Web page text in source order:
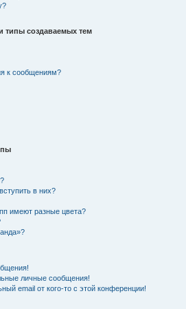
типы создаваемых тем
к сообщениям?
в них?
имеют разные цвета?
личные сообщения!
email от кого-то с этой конференции!